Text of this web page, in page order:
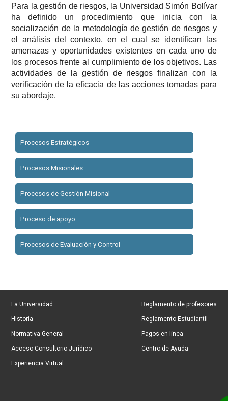
Para la gestión de riesgos, la Universidad Simón Bolívar
ha definido un procedimiento que inicia con la
socialización de la metodología de gestión de riesgos y
el análisis del contexto, en el cual se identifican las
amenazas y oportunidades existentes en cada uno de
los procesos frente al cumplimiento de los objetivos. Las
actividades de la gestión de riesgos finalizan con la
verificación de la eficacia de las acciones tomadas para
su abordaje.
Procesos Estratégicos
Procesos Misionales
Procesos de Gestión Misional
Proceso de apoyo
Procesos de Evaluación y Control
La Universidad
Historia
Normativa General
Acceso Consultorio Jurídico
Experiencia Virtual
Reglamento de profesores
Reglamento Estudiantil
Pagos en línea
Centro de Ayuda